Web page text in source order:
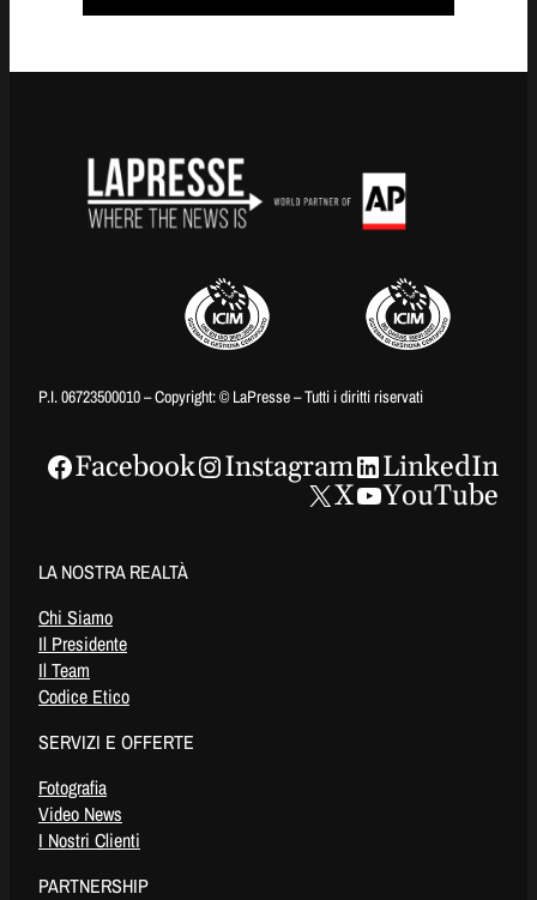
P.I. 06723500010 – Copyright: © LaPresse – Tutti i diritti riservati
Facebook Instagram
LinkedIn
X
YouTube
LA NOSTRA REALTÀ
Chi Siamo
Il Presidente
Il Team
Codice Etico
SERVIZI E OFFERTE
Fotografia
Video News
I Nostri Clienti
PARTNERSHIP